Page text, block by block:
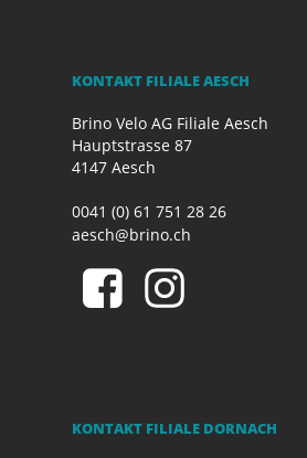
KONTAKT FILIALE AESCH
Brino Velo AG Filiale Aesch
Hauptstrasse 87
4147 Aesch
0041 (0) 61 751 28 26
aesch@brino.ch
KONTAKT FILIALE DORNACH